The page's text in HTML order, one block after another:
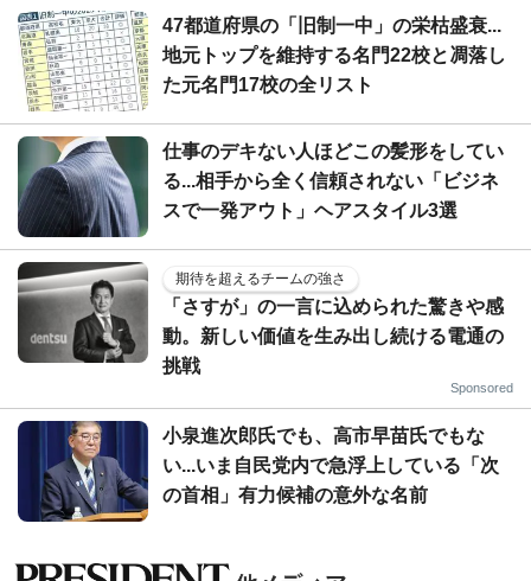
47都道府県の「旧制一中」の栄枯盛衰...
地元トップを維持する名門22校と凋落し
た元名門17校の全リスト
仕事のデキない人ほどこの髪形をしてい
る...相手から全く信頼されない「ビジネ
スで一発アウト」ヘアスタイル3選
期待を超えるチームの強さ
「さすが」の一言に込められた驚きや感
動。新しい価値を生み出し続ける電通の
挑戦
Sponsored
小泉進次郎氏でも、高市早苗氏でもな
い...いま自民党内で急浮上している「次
の首相」有力候補の意外な名前